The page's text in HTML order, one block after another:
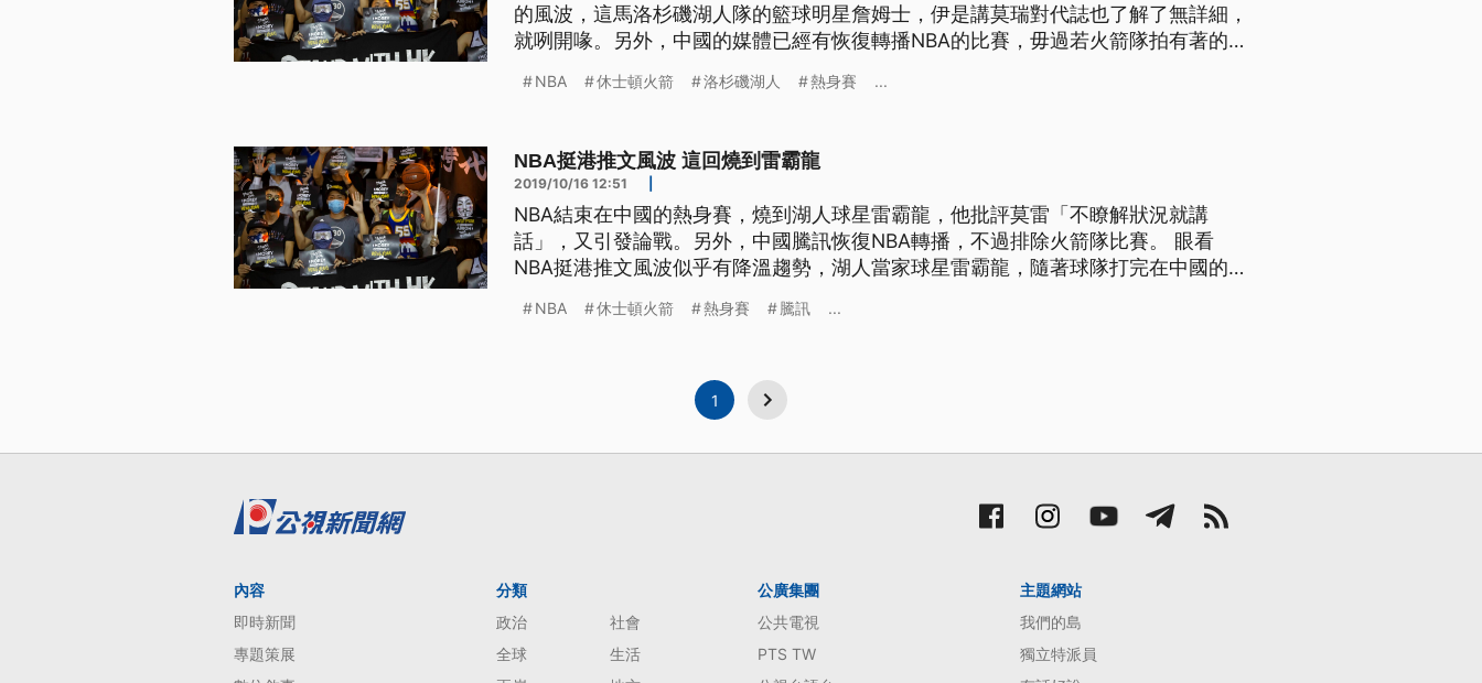
的風波，這馬洛杉磯湖人隊的籃球明星詹姆士，伊是講莫瑞對代誌也了解了無詳細，
就咧開喙。另外，中國的媒體已經有恢復轉播NBA的比賽，毋過若火箭隊拍有著的，
港推文風波似乎有降溫趨勢，湖人當家球星雷霸龍，隨著球隊打完在中國的熱身賽後
NBA 休士頓火箭 洛杉磯湖人 熱身賽 ...
NBA挺港推文風波 這回燒到雷霸龍
2019/10/16 12:51
NBA結束在中國的熱身賽，燒到湖人球星雷霸龍，他批評莫雷「不瞭解狀況就講
話」，又引發論戰。另外，中國騰訊恢復NBA轉播，不過排除火箭隊比賽。 眼看
NBA挺港推文風波似乎有降溫趨勢，湖人當家球星雷霸龍，隨著球隊打完在中國的熱
戰。 洛杉磯湖人球星雷霸龍表示，「沒錯，我們的確享有言論自由。但有時候講話
NBA 休士頓火箭 熱身賽 騰訊 ...
1
內容
即時新聞
專題策展
分類
政治
社會
全球
生活
公廣集團
公共電視
PTS TW
主題網站
我們的島
獨立特派員